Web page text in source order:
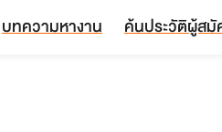
บทความหางาน ค้นประวัติผู้สมั